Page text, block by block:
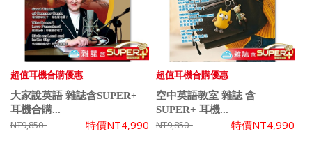
超值耳機合購優惠
大家說英語 雜誌含SUPER+
耳機合購...
NT9,850 特價NT4,990
超值耳機合購優惠
空中英語教室 雜誌 含
SUPER+ 耳機...
NT9,850 特價NT4,990